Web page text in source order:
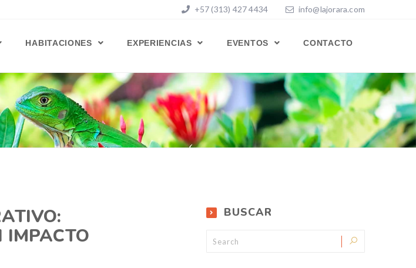
+57 (313) 427 4434 info@lajorara.com
HABITACIONES EXPERIENCIAS EVENTOS CONTACTO
IMPACTO
BUSCAR